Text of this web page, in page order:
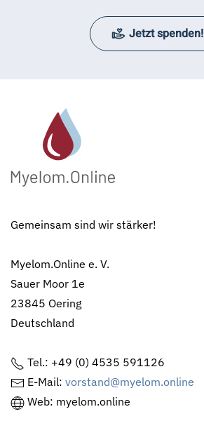
Jetzt spenden!
Gemeinsam sind wir stärker!
Myelom.Online e. V.
Sauer Moor 1e
23845 Oering
Deutschland
Tel.: +49 (0) 4535 591126
E-Mail: vorstand@myelom.online
Web: myelom.online